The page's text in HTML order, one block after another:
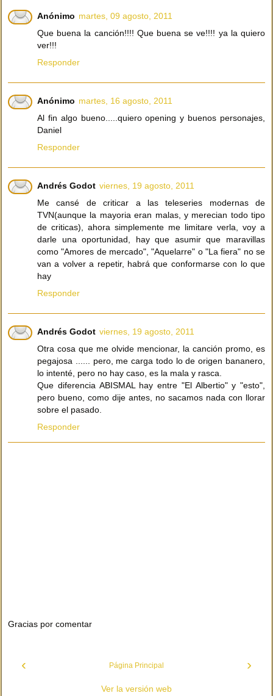
Anónimo martes, 09 agosto, 2011
Que buena la canción!!!! Que buena se ve!!!! ya la quiero
ver!!!
Responder
Anónimo martes, 16 agosto, 2011
Al fin algo bueno.....quiero opening y buenos personajes,
Daniel
Responder
Andrés Godot viernes, 19 agosto, 2011
Me cansé de criticar a las teleseries modernas de
TVN(aunque la mayoria eran malas, y merecian todo tipo
de criticas), ahora simplemente me limitare verla, voy a
darle una oportunidad, hay que asumir que maravillas
como "Amores de mercado", "Aquelarre" o "La fiera" no se
van a volver a repetir, habrá que conformarse con lo que
hay
Responder
Andrés Godot viernes, 19 agosto, 2011
Otra cosa que me olvide mencionar, la canción promo, es
pegajosa ...... pero, me carga todo lo de origen bananero,
lo intenté, pero no hay caso, es la mala y rasca.
Que diferencia ABISMAL hay entre "El Albertio" y "esto",
pero bueno, como dije antes, no sacamos nada con llorar
sobre el pasado.
Responder
Gracias por comentar
‹ ›
Página Principal
Ver la versión web